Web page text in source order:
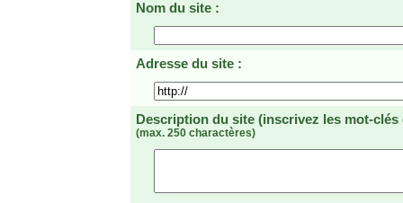
Nom du site :
Adresse du site :
Description du site (inscrivez les mot-
(max. 250 charactères)